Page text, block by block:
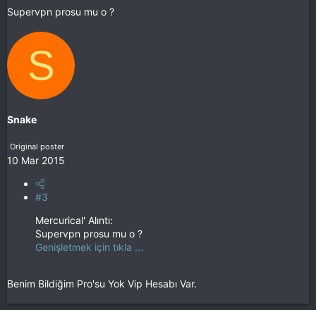
Supervpn prosu mu o ?
S
Snake
Original poster
10 Mar 2015
#3
Mercurical' Alıntı:
Supervpn prosu mu o ?
Genişletmek için tıkla ...
Benim Bildiğim Pro'su Yok Vip Hesabı Var.